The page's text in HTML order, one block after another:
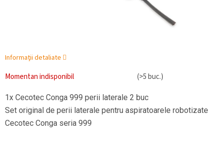
Momentan indisponibil (>5 buc.)
1x Cecotec Conga 999 perii laterale 2 buc
Set original de perii laterale pentru aspiratoarele robotizate
Cecotec Conga seria 999
Informaţii detaliate